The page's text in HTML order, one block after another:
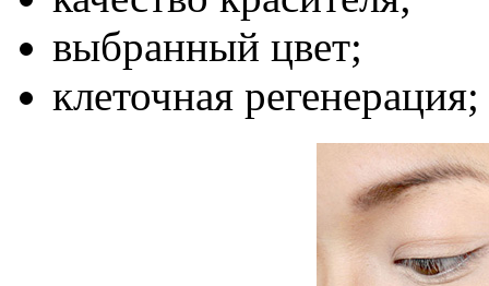
выбранный цвет;
клеточная регенерация;